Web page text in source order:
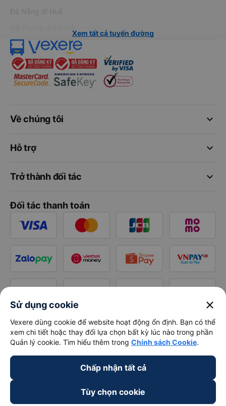
Đà Nẵng đi Huế
Xem tất cả tuyến đường
keyboard_arrow_down
Về chúng tôi
keyboard_arrow_down
Hỗ trợ
keyboard_arrow_down
Trở thành đối tác
Đối tác thanh toán
Sử dụng cookie close
Vexere dùng cookie để website hoạt động ổn định. Bạn có thể
xem chi tiết hoặc thay đổi lựa chọn bất kỳ lúc nào trong phần
Quản lý cookie. Tìm hiểu thêm trong Chính sách Cookie.
Chấp nhận tất cả
Tùy chọn cookie